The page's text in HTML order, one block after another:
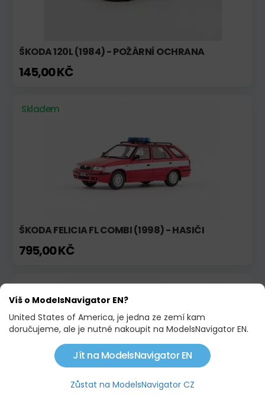
ŠKODA 120L (1984) - POŽÁRNÍ OCHRANA
145,00 KČ
Skladem
ŠKODA FELICIA FL COMBI (1998) - HASIČI
795,00 KČ
Skladem Limitovaná edice!
Víš o ModelsNavigator EN?
United States of America, je jedna ze zemí kam
doručujeme, ale je nutné nakoupit na ModelsNavigator EN.
Jít na ModelsNavigator EN
Zůstat na ModelsNavigator CZ